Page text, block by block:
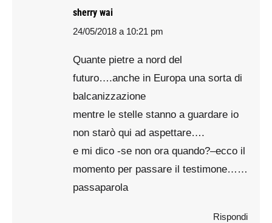
sherry wai
says:
24/05/2018 a 10:21 pm
Quante pietre a nord del
futuro….anche in Europa una sorta di
balcanizzazione
mentre le stelle stanno a guardare io
non starò qui ad aspettare….
e mi dico -se non ora quando?–ecco il
momento per passare il testimone……
passaparola
Rispondi